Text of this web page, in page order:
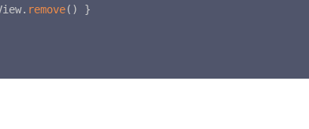
. remove( ) }